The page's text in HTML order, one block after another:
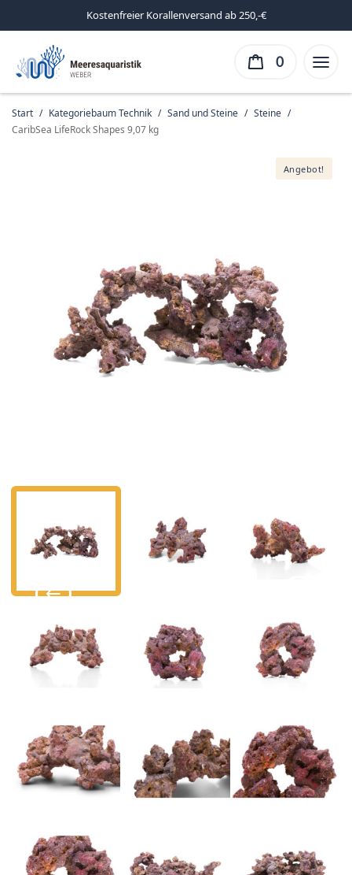
Kostenfreier Korallenversand ab 250,-€
0
Start / Kategoriebaum Technik / Sand und Steine / Steine /
CaribSea LifeRock Shapes 9,07 kg
Angebot!